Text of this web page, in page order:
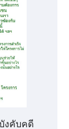
งคับคดี